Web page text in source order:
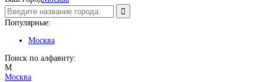
Популярные:
Москва
Поиск по алфавиту:
М
Москва